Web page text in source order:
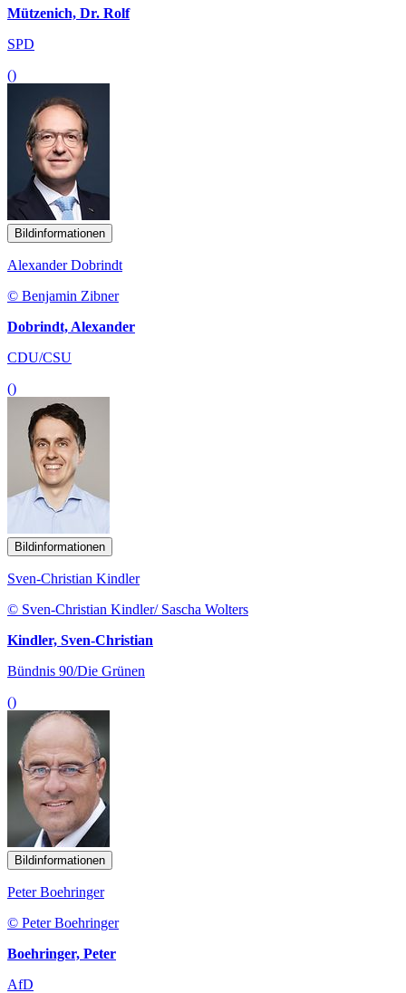
Mützenich, Dr. Rolf
SPD
()
Bildinformationen
Alexander Dobrindt
© Benjamin Zibner
Dobrindt, Alexander
CDU/CSU
()
Bildinformationen
Sven-Christian Kindler
© Sven-Christian Kindler/ Sascha Wolters
Kindler, Sven-Christian
Bündnis 90/Die Grünen
()
Bildinformationen
Peter Boehringer
© Peter Boehringer
Boehringer, Peter
AfD